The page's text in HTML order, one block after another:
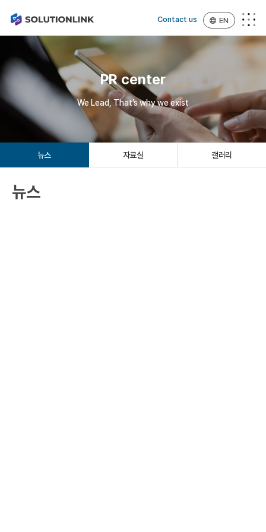
Contact us EN
PR center
We Lead, That’s why we exist
뉴스 자료실 갤러리
뉴스